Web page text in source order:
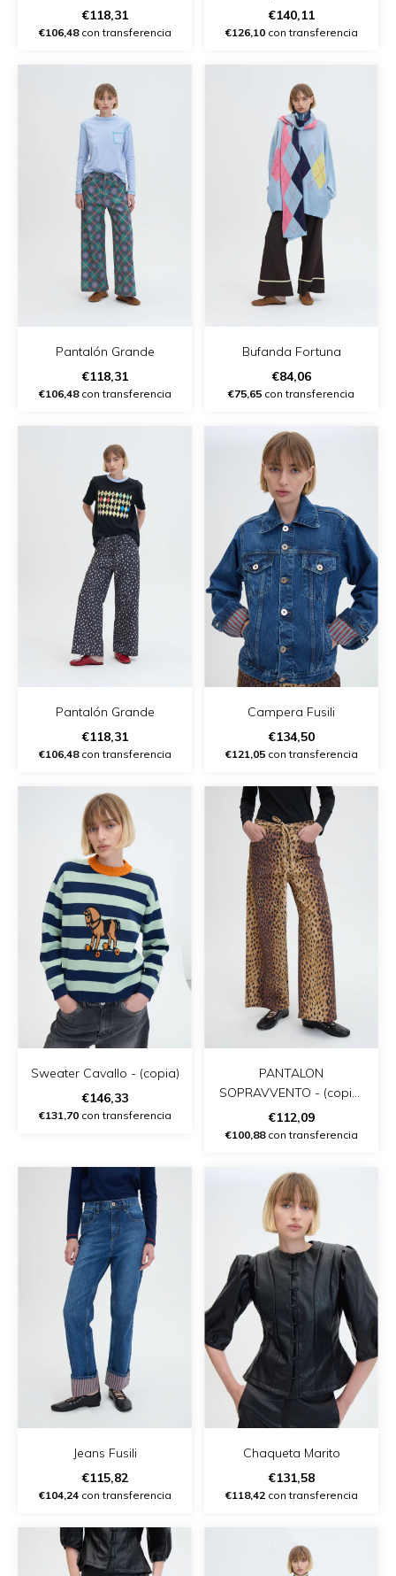
€118,31
€106,48con transferencia
€140,11
€126,10con transferencia
Pantalón Grande
€118,31
€106,48con transferencia
Bufanda Fortuna
€84,06
€75,65 con transferencia
Pantalón Grande
€118,31
€106,48con transferencia
Campera Fusili
€134,50
€121,05con transferencia
Sweater Cavallo - (copia)
€146,33
€131,70con transferencia
PANTALON
SOPRAVVENTO - (copia)
- (copia)
€112,09
€100,88con transferencia
Jeans Fusili
€115,82
€104,24con transferencia
Chaqueta Marito
€131,58
€118,42con transferencia